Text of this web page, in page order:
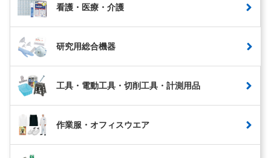
看護・医療・介護
研究用総合機器
工具・電動工具・切削工具・計測用品
作業服・オフィスウエア